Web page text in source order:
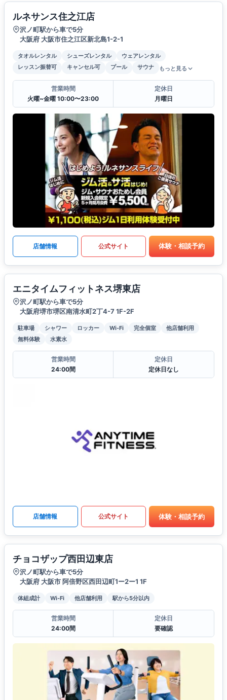
ルネサンス住之江店
沢ノ町駅から車で5分
大阪府 大阪市住之江区新北島1-2-1
タオルレンタル シューズレンタル
ウェアレンタル
レッスン振替可
キャンセル可 プール サウナ もっと見る
営業時間
火曜~金曜 10:00〜23:00
定休日
月曜日
店舗情報 公式サイト 体験・相談予約
エニタイムフィットネス堺東店
沢ノ町駅から車で5分
大阪府堺市堺区南清水町2丁4-7 1F-2F
駐車場 シャワー ロッカー Wi-Fi 完全個室
他店舗利用
無料体験
水素水
営業時間
24:00間
定休日
定休日なし
店舗情報 公式サイト 体験・相談予約
チョコザップ西田辺東店
沢ノ町駅から車で5分
大阪府 大阪市 阿倍野区西田辺町1ー2ー1 1F
体組成計 Wi-Fi 他店舗利用 駅から5分以内
営業時間
24:00間
定休日
要確認